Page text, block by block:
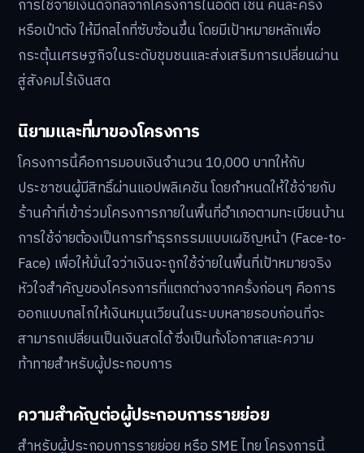
การใช้จ่ายเงินดิจิทัลจากโครงการในอดีต เช่น คนละครึ่ง
หรือเป๋าตัง ให้มีกลไกที่ซับซ้อนขึ้น โดยมีเป้าหมายหลักเพื่อ
กระตุ้นเศรษฐกิจในระดับชุมชนและส่งเสริมการเปลี่ยนผ่าน
สู่สังคมไร้เงินสด
นิยามและที่มาของโครงการ
โครงการนี้คือการมอบเงินจำนวน 10,000 บาทให้กับ
ประชาชนผู้มีสิทธิ์ผ่านแอปพลิเคชัน โดยกำหนดให้ใช้จ่ายกับ
ร้านค้าที่เข้าร่วมโครงการภายในพื้นที่อำเภอตามทะเบียนบ้าน
การใช้จ่ายต้องเป็นการทำธุรกรรมแบบเผชิญหน้า (Face-to-
Face) เพื่อให้มั่นใจว่าเงินจะถูกใช้จ่ายในพื้นที่เป้าหมายจริง
หัวใจสำคัญของโครงการที่แตกต่างจากครั้งก่อนๆ คือการ
ออกแบบกลไกให้เงินหมุนเวียนในระบบหลายรอบก่อนที่จะ
สามารถเปลี่ยนเป็นเงินสดได้ ซึ่งเป็นทั้งโอกาสและความ
ท้าทายสำหรับผู้ประกอบการ
ความสำคัญต่อผู้ประกอบการรายย่อย
สำหรับผู้ประกอบการรายย่อย หรือ SME ไทย โครงการนี้